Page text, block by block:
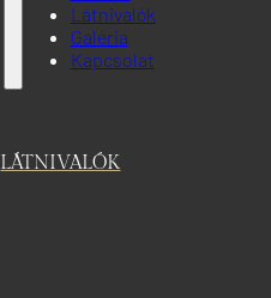
Látnivalók
Galéria
Kapcsolat
LÁTNIVALÓK